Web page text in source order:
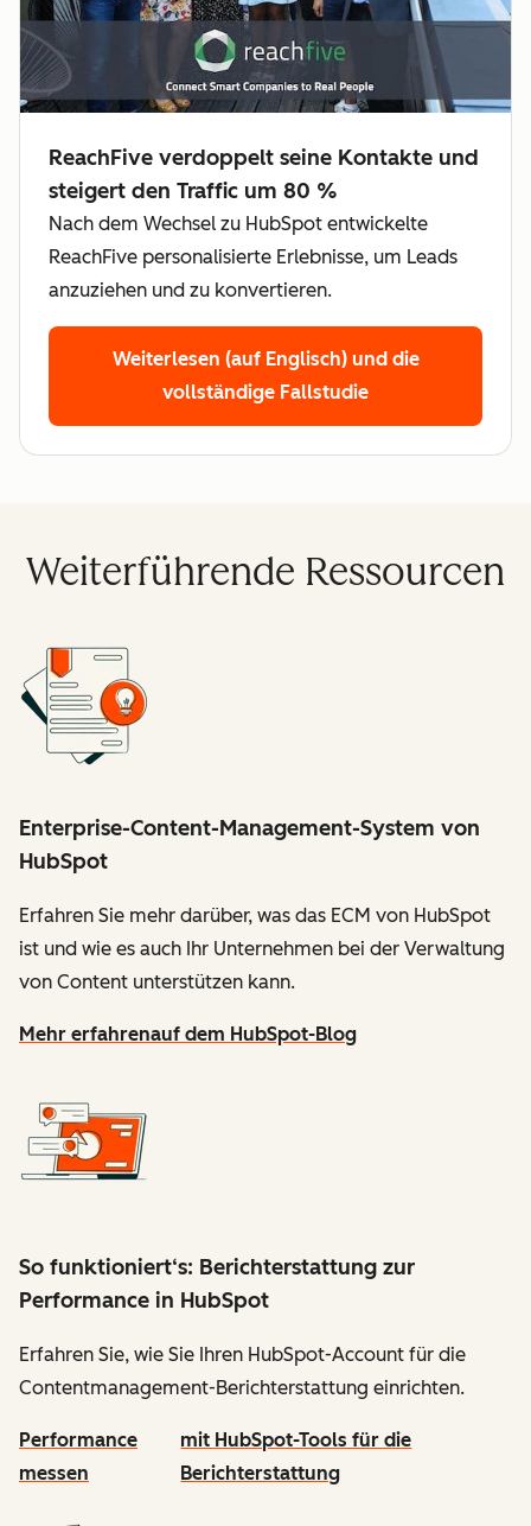
ReachFive verdoppelt seine Kontakte und
steigert den Traffic um 80 %
Nach dem Wechsel zu HubSpot entwickelte
ReachFive personalisierte Erlebnisse, um Leads
anzuziehen und zu konvertieren.
Weiterlesen (auf Englisch) und die
vollständige Fallstudie
Weiterführende Ressourcen
Enterprise-Content-Management-System von
HubSpot
Erfahren Sie mehr darüber, was das ECM von HubSpot
ist und wie es auch Ihr Unternehmen bei der Verwaltung
von Content unterstützen kann.
Mehr erfahrenauf dem HubSpot-Blog
So funktioniert‘s: Berichterstattung zur
Performance in HubSpot
Erfahren Sie, wie Sie Ihren HubSpot-Account für die
Contentmanagement-Berichterstattung einrichten.
Performance
messen
mit HubSpot-Tools für die
Berichterstattung